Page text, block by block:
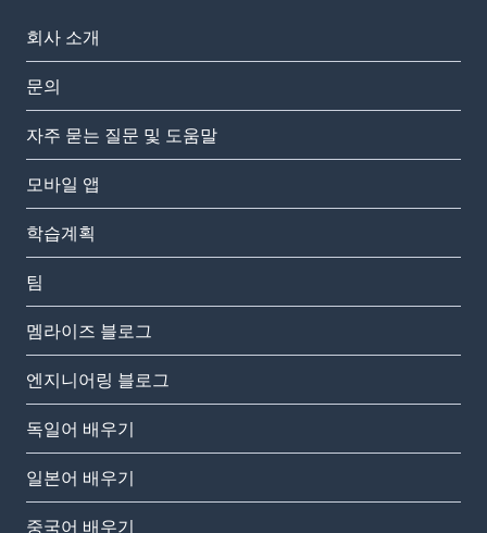
회사 소개
문의
자주 묻는 질문 및 도움말
모바일 앱
학습계획
팀
멤라이즈 블로그
엔지니어링 블로그
독일어 배우기
일본어 배우기
중국어 배우기